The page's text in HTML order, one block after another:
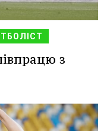
з